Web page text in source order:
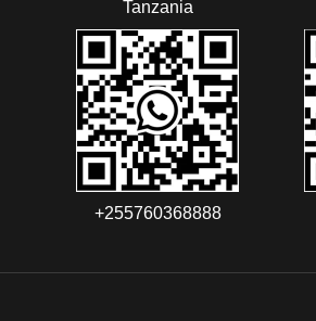
Tanzania
+255760368888